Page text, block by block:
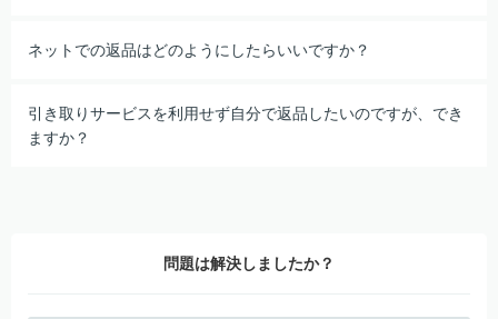
ネットでの返品はどのようにしたらいいですか？
引き取りサービスを利用せず自分で返品したいのですが、でき
ますか？
問題は解決しましたか？